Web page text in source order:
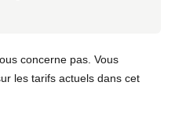
concerne pas. Vous
les tarifs actuels dans cet